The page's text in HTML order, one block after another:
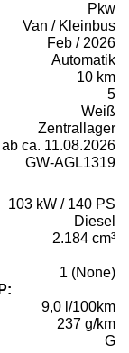
Pkw
Van / Kleinbus
Feb / 2026
Automatik
10 km
5
Weiß
Zentrallager
ab ca. 11.08.2026
GW-AGL1319
103 kW / 140 PS
Diesel
2.184 cm³
1 (None)
9,0 l/100km
237 g/km
G